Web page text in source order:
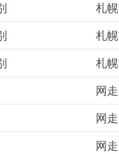
能就是个问题，因为
悉出发地的交通状况
晚点。大巴在很大程
旅行可能需要提前预
站时车票很可能已经
札
札
札
网
网
网